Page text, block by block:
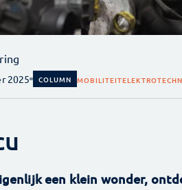
2025 COLUMN MOBILITEIT
een klein wonder,